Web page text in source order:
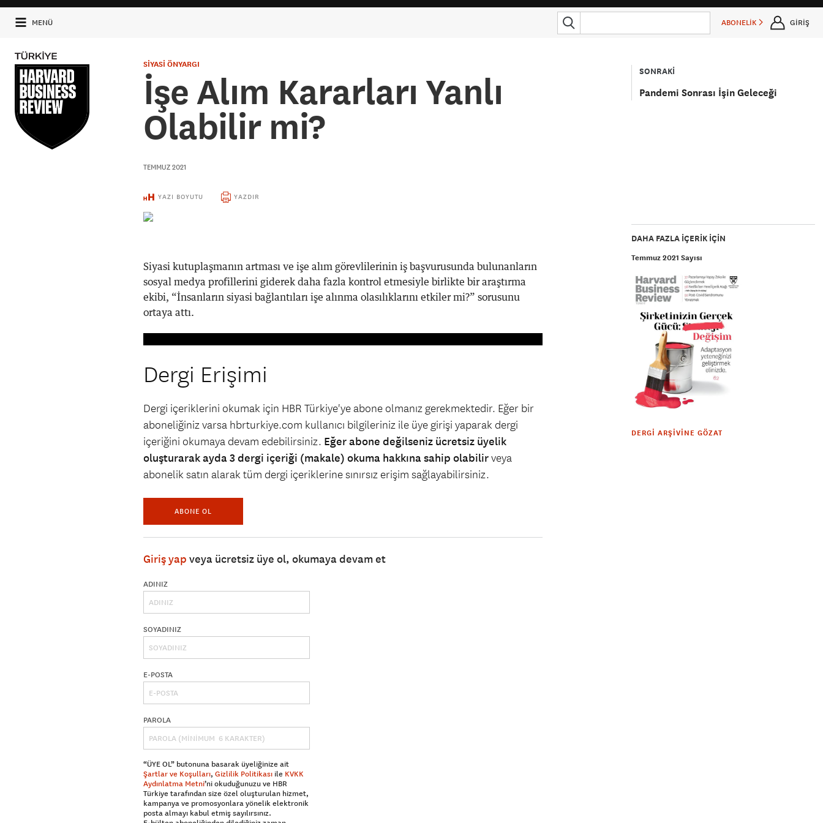
MENÜ ABONELİK GİRİŞ
SONRAKİ
Pandemi Sonrası İşin Geleceği
SİYASİ ÖNYARGI
İşe Alım Kararları Yanlı
Olabilir mi?
TEMMUZ 2021
YAZI BOYUTU YAZDIR
DAHA FAZLA IÇERIK IÇIN
Temmuz 2021 Sayısı
DERGI ARŞIVINE GÖZAT
Siyasi kutuplaşmanın artması ve işe alım görevlilerinin iş başvurusunda bulunanların
sosyal medya profillerini giderek daha fazla kontrol etmesiyle birlikte bir araştırma
ekibi, “İnsanların siyasi bağlantıları işe alınma olasılıklarını etkiler mi?” sorusunu
ortaya attı.
Dergi Erişimi
Dergi içeriklerini okumak için HBR Türkiye'ye abone olmanız gerekmektedir. Eğer bir
aboneliğiniz varsa hbrturkiye.com kullanıcı bilgileriniz ile üye girişi yaparak dergi
içeriğini okumaya devam edebilirsiniz. Eğer abone değilseniz ücretsiz üyelik
oluşturarak ayda 3 dergi içeriği (makale) okuma hakkına sahip olabilirveya
abonelik satın alarak tüm dergi içeriklerine sınırsız erişim sağlayabilirsiniz.
ABONE OL
Giriş yap veya ücretsiz üye ol, okumaya devam et
ADINIZ
SOYADINIZ
E-POSTA
PAROLA
“ÜYE OL” butonuna basarak üyeliğinize ait
Şartlar ve Koşulları, Gizlilik Politikası ile KVKK
Aydınlatma Metni’ni okuduğunuzu ve HBR
Türkiye tarafından size özel oluşturulan hizmet,
kampanya ve promosyonlara yönelik elektronik
posta almayı kabul etmiş sayılırsınız.